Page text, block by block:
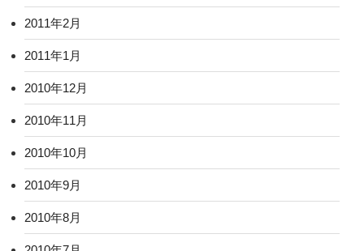
2011年2月
2011年1月
2010年12月
2010年11月
2010年10月
2010年9月
2010年8月